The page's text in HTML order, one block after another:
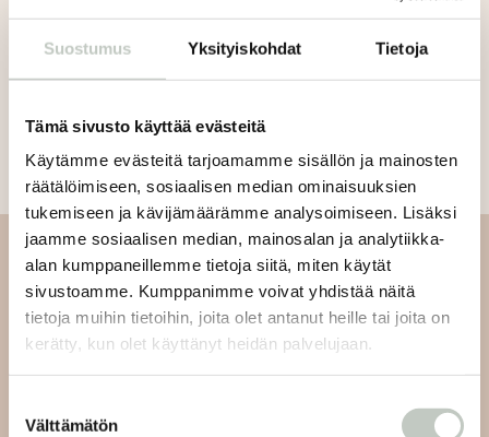
Suostumus Yksityiskohdat Tietoja
Tämä sivusto käyttää evästeitä
Käytämme evästeitä tarjoamamme sisällön ja mainosten
räätälöimiseen, sosiaalisen median ominaisuuksien
tukemiseen ja kävijämäärämme analysoimiseen. Lisäksi
jaamme sosiaalisen median, mainosalan ja analytiikka-
alan kumppaneillemme tietoja siitä, miten käytät
sivustoamme. Kumppanimme voivat yhdistää näitä
tietoja muihin tietoihin, joita olet antanut heille tai joita on
kerätty, kun olet käyttänyt heidän palvelujaan.
valinta
Välttämätön
Tilaa uutiskirjeemme
Tilaa uutiskirjeemme ja saat tiedon uusista tapahtumista